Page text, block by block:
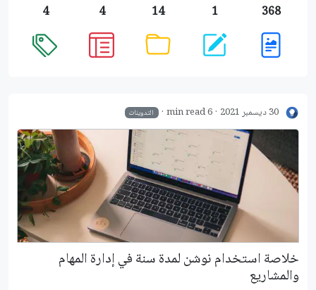
368
1
14
4
4
30 ديسمبر 2021 6 min read التدوينات
خلاصة استخدام نوشن لمدة سنة في إدارة المهام
والمشاريع